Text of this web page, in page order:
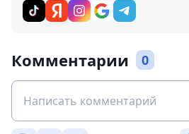
Комментарии 0